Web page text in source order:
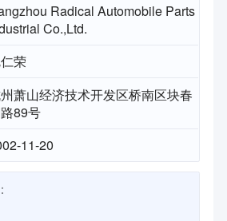
Radical Automobile Parts
Co.,Ltd.
荣
萧山经济技术开发区桥南区块春
89号
11-20